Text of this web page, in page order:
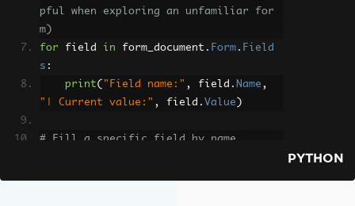
pful when exploring an unfamiliar for
m)
for field in form_document . Form . Field
s :
print( "Field name:" , field . Name ,
"| Current value:" , field . Value )
# Fill a specific field by name
PYTHON